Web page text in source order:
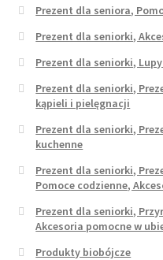
Prezent dla seniora,
Prezent dla seniorki,
Prezent dla seniorki,
Prezent dla seniorki,
kąpieli i pielęgnacji
Prezent dla seniorki,
kuchenne
Prezent dla seniorki,
Pomoce codzienne,
Prezent dla seniorki,
Akcesoria pomocne w
Produkty biobójcze